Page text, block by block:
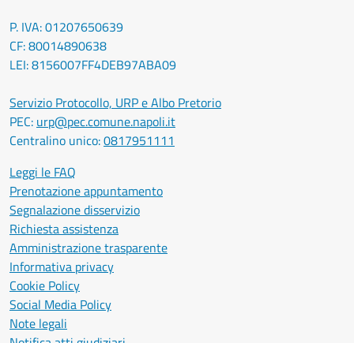
P. IVA: 01207650639
CF: 80014890638
LEI: 8156007FF4DEB97ABA09
Servizio Protocollo, URP e Albo Pretorio
PEC: urp@pec.comune.napoli.it
Centralino unico:0817951111
Leggi le FAQ
Prenotazione appuntamento
Segnalazione disservizio
Richiesta assistenza
Amministrazione trasparente
Informativa privacy
Cookie Policy
Social Media Policy
Note legali